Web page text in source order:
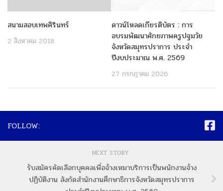
สนามสอบเทพศิรินทร์
2 สิงหาคม 2018
ดาวน์โหลดเกียรติบัตร : การ
อบรมพัฒนาศักยภาพครูปฐมวัย
จังหวัดสมุทรปราการ ประจำ
ปีงบประมาณ พ.ศ. 2569
27 กรกฎาคม 2026
FOLLOW:
NEXT STORY
รับสมัครคัดเลือกบุคคลเพื่อจ้างเหมาบริการเป็นพนักงานจ้าง
ปฏิบัติงาน สังกัดสำนักงานศึกษาธิการจังหวัดสมุทรปราการ